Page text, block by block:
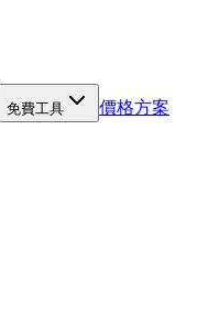
免費工具 價格方案